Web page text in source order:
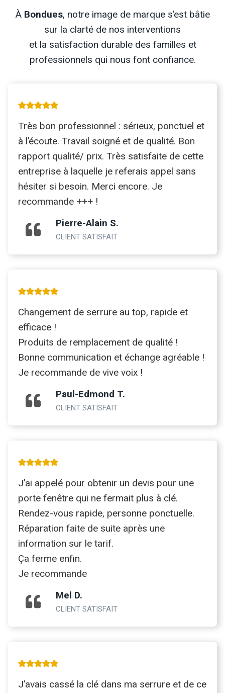
À Bondues, notre image de marque s’est bâtie
sur la clarté de nos interventions
et la satisfaction durable des familles et
professionnels qui nous font confiance.
Très bon professionnel : sérieux, ponctuel et
à l’écoute. Travail soigné et de qualité. Bon
rapport qualité/ prix. Très satisfaite de cette
entreprise à laquelle je referais appel sans
hésiter si besoin. Merci encore. Je
recommande +++ !
Pierre-Alain S.
CLIENT SATISFAIT
Changement de serrure au top, rapide et
efficace !
Produits de remplacement de qualité !
Bonne communication et échange agréable !
Je recommande de vive voix !
Paul-Edmond T.
CLIENT SATISFAIT
J’ai appelé pour obtenir un devis pour une
porte fenêtre qui ne fermait plus à clé.
Rendez-vous rapide, personne ponctuelle.
Réparation faite de suite après une
information sur le tarif.
Ça ferme enfin.
Je recommande
Mel D.
CLIENT SATISFAIT
J’avais cassé la clé dans ma serrure et de ce